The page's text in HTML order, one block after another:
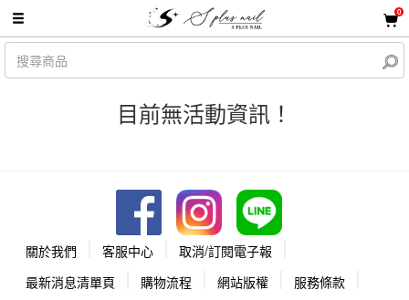
0
目前無活動資訊！
關於我們 客服中心
取消/訂閱電子報
最新消息清單頁
購物流程 網站版權
服務條款